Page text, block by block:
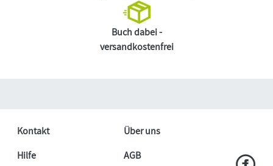
Buch dabei -
versandkostenfrei
Kontakt
Über uns
Hilfe
AGB